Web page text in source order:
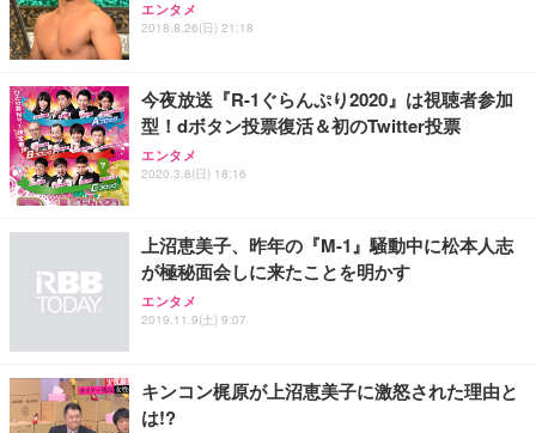
ワーク チェア 強化バックレスト 30度ロッキング機
能 人間工学 椅子 腰サポート 90度跳ね上げ式アーム
務用 おしゃれ パソコンチェア (ホワイト)
ANDWINT オフィスチェア デスクチェア 肘なし メ
ッシュ 通気性 ランバーサポート付き 腰サポート ガ
ス圧無段階昇降 360度回転 キャスター付き コンパク
ー フルHD（1920×1080）VA 非光沢 HDMI/DisplayP
ort/VGA スピーカー内蔵 高さ調整 スイベル VESA対
【MiniLED/24.5inch/280Hz/FHD】GRAPHT THE S
HOOTER Gaming Monitor 24” Essential ゲーミン
グモニター QD 24.5インチ 1ms FHD 量子ドット 残
限定】 Smart Basic アイリスオーヤマ ペットシーツ
超厚型 お徳用 ワイド 100枚入 (x 1) (ケース販売)
アイリスオーヤマ ペットシーツ 超厚型 お徳用 レギ
ュラー 200枚入【Amazon.co.jp限定】
エンタメ
2018.8.26(日) 21:18
今夜放送『R-1ぐらんぷり2020』は視聴者参加
型！dボタン投票復活＆初のTwitter投票
エンタメ
2020.3.8(日) 18:16
上沼恵美子、昨年の『M-1』騒動中に松本人志
が極秘面会しに来たことを明かす
エンタメ
2019.11.9(土) 9:07
キンコン梶原が上沼恵美子に激怒された理由と
は!?